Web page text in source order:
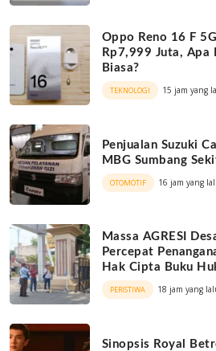
Oppo Reno 16 F
Rp7,999 Juta, Apa
Biasa?
TEKNOLOGI 15 jam yang
Penjualan Suzuki
MBG Sumbang
OTOMOTIF 16 jam yang
Massa AGRESI
Percepat
Hak Cipta Buku
Jambi
PERISTIWA 18 jam yang
Sinopsis Royal